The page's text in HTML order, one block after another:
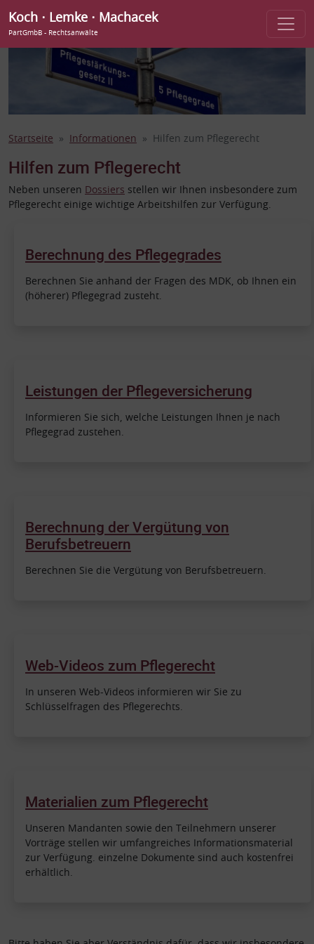
Koch ⋅ Lemke ⋅ Machacek
PartGmbB - Rechtsanwälte
Startseite Informationen Hilfen zum Pflegerecht
Hilfen zum Pflegerecht
Neben unseren Dossiers stellen wir Ihnen insbesondere zum
Pflegerecht einige wichtige Arbeitshilfen zur Verfügung.
Berechnung des Pflegegrades
Berechnen Sie anhand der Fragen des MDK, ob Ihnen ein
(höherer) Pflegegrad zusteht.
Leistungen der Pflegeversicherung
Informieren Sie sich, welche Leistungen Ihnen je nach
Pflegegrad zustehen.
Berechnung der Vergütung von
Berufsbetreuern
Berechnen Sie die Vergütung von Berufsbetreuern.
Web-Videos zum Pflegerecht
In unseren Web-Videos informieren wir Sie zu
Schlüsselfragen des Pflegerechts.
Materialien zum Pflegerecht
Unseren Mandanten sowie den Teilnehmern unserer
Vorträge stellen wir umfangreiches Informationsmaterial
zur Verfügung. einzelne Dokumente sind auch kostenfrei
erhältlich.